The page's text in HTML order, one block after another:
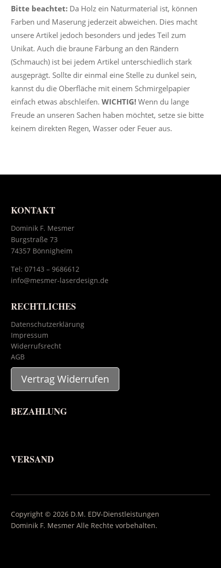
Bitte beachtet: Da Holz ein Naturmaterial ist, können
Farben und Maserung jederzeit abweichen. Dies macht
unsere Artikel jedoch besonders und jedes Teil zum
Unikat. Auch die braune Färbung an den Rändern
(Schmauch) ist bei jedem Artikel unterschiedlich stark
ausgeprägt. Sollte dir einmal eine Stelle zu dunkel sein,
kannst du die Oberfläche mit einem Schmirgelpapier
einfach etwas abschleifen.WICHTIG! Wenn du lange
Freude an unseren Sachen haben möchtet, setze sie bitte
keinem direkten Regen, Wasser oder Feuer aus.
KONTAKT
Dominik F. Mesmer
Burgstraße 73
74357 Bönnigheim
Tel:07143 – 9686612
info@mesmer-laserdesign.de
RECHTLICHES
Datenschutzerklärung
Impressum
Widerrufsrecht
AGB
Vertrag Widerrufen
BEZAHLUNG
VERSAND
Copyright © 2026 D.M. EDV-Dienstleistungen
Dominik F. Mesmer Alle Rechte vorbehalten.